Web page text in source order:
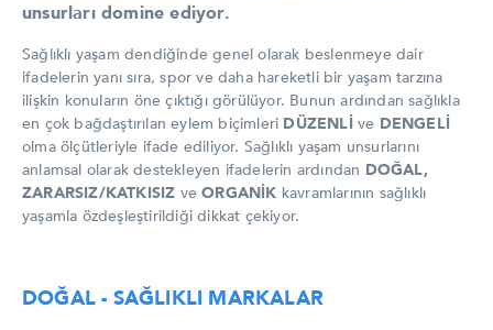
unsurları domine ediyor.
Sağlıklı yaşam dendiğinde genel olarak beslenmeye dair
ifadelerin yanı sıra, spor ve daha hareketli bir yaşam tarzına
ilişkin konuların öne çıktığı görülüyor. Bunun ardından sağlıkla
en çok bağdaştırılan eylem biçimleri DÜZENLİ ve DENGELİ
olma ölçütleriyle ifade ediliyor. Sağlıklı yaşam unsurlarını
anlamsal olarak destekleyen ifadelerin ardından DOĞAL,
ZARARSIZ/KATKISIZ veORGANİK kavramlarının sağlıklı
yaşamla özdeşleştirildiği dikkat çekiyor.
DOĞAL - SAĞLIKLI MARKALAR